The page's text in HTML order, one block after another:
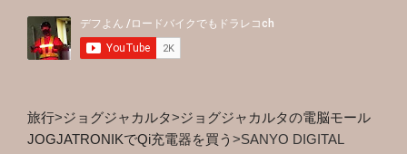
旅行>ジョグジャカルタ>ジョグジャカルタの電脳モール
JOGJATRONIKでQi充電器を買う >SANYO DIGITAL